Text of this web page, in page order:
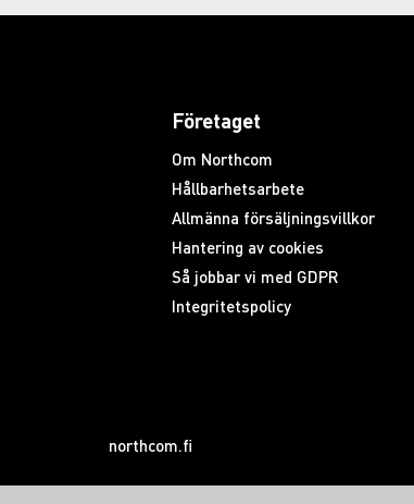
Företaget
Om Northcom
Hållbarhetsarbete
Allmänna försäljningsvillkor
Hantering av cookies
Så jobbar vi med GDPR
Integritetspolicy
northcom.fi